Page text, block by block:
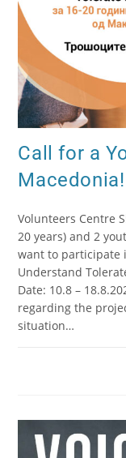
Call for a
Macedonia!
Volunteers Centre
20 years) and 2
want to participate
Understand
Date: 10.8 –
regarding the
situation…